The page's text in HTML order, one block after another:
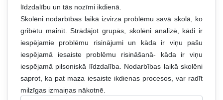
līdzdalību un tās nozīmi ikdienā.
Skolēni nodarbības laikā izvirza problēmu savā skolā, ko
gribētu mainīt. Strādājot grupās, skolēni analizē, kādi ir
iespējamie problēmu risinājumi un kāda ir viņu pašu
iespējamā iesaiste problēmu risināšanā- kāda ir viņu
iespējamā pilsoniskā līdzdalība. Nodarbības laikā skolēni
saprot, ka pat maza iesaiste ikdienas procesos, var radīt
milzīgas izmaiņas nākotnē.